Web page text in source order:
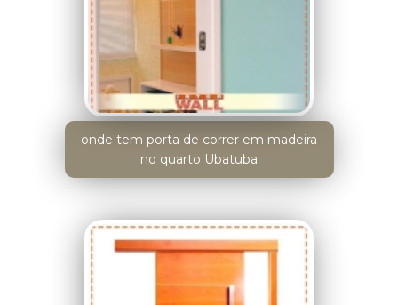
onde tem porta de correr em madeira
no quarto Ubatuba